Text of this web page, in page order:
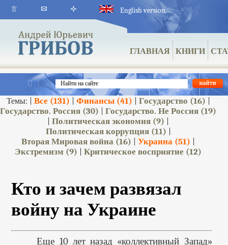
ГЛАВНАЯ КНИГИ
English version
Темы: | Все (131) Финансы(41) Государство (16)
Государство. Россия (30) |Государство. Не Россия (19)
|Политическая экономия (9)
Политическая коррупция(11)
Вторая Мировая война (16) |Украина (51)
Экстремизм (9) |Критическое восприятие (12)
Кто и зачем развязал
войну на Украине
Еще 10 лет назад «коллективный Запад»